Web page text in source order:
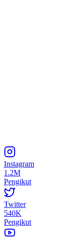
Instagram
1.2M
Pengikut
Twitter
540K
Pengikut